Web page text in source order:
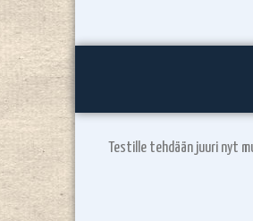
Testille tehdään juuri nyt